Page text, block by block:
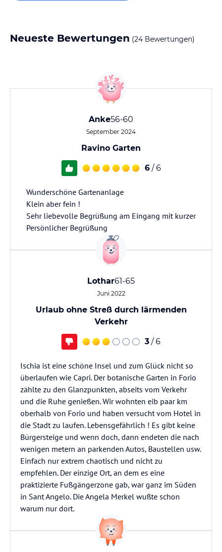
Neueste Bewertungen (24 Bewertungen)
Anke56-60
September 2024
Ravino Garten
6 / 6
Wunderschöne Gartenanlage
Klein aber fein !
Sehr liebevolle Begrüßung am Eingang mit kurzer
Persönlicher Begrüßung
Lothar61-65
Juni 2022
Urlaub ohne Streß durch lärmenden
Verkehr
3 / 6
Ischia ist eine schöne Insel und zum Glück nicht so
überlaufen wie Capri. Der botanische Garten in Forio
zählte zu den Glanzpunkten, abseits vom Verkehr
und die Ruhe genießen. Wir wohnten eib paar km
oberhalb von Forio und haben versucht vom Hotel in
die Stadt zu laufen. Lebensgefährlich ! Es gibt keine
Bürgersteige und wenn doch, dann endeten die nach
wenigen metern an parkenden Autos, Baustellen usw.
Einfach nur extrem chaotisch und nicht zu
empfehlen. Der einzige Ort, an dem es eine
praktizierte Fußgängerzone gab, war ganz im Süden
in Sant Angelo. Die Angela Merkel wußte schon
warum nur dort.